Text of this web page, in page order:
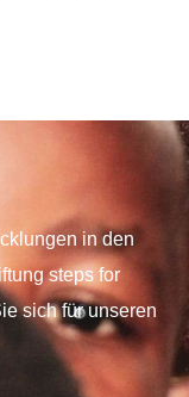
in den
steps for
sich für unseren